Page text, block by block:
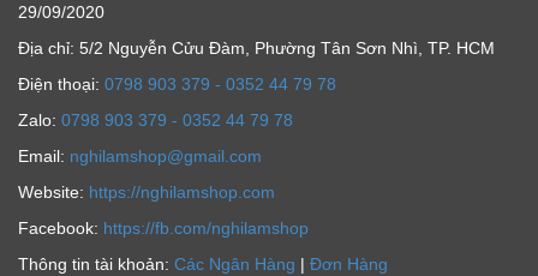
29/09/2020
Địa chỉ: 5/2 Nguyễn Cửu Đàm, Phường Tân Sơn Nhì, TP. HCM
Ðiện thoại: 0798 903 379 - 0352 44 79 78
Zalo: 0798 903 379 - 0352 44 79 78
Email: nghilamshop@gmail.com
Website: https://nghilamshop.com
Facebook: https://fb.com/nghilamshop
Thông tin tài khoản: Các Ngân Hàng | Đơn Hàng